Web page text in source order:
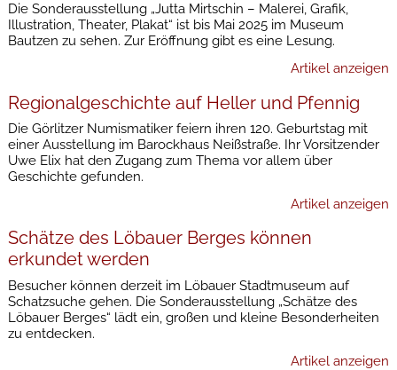
Die Sonderausstellung „Jutta Mirtschin – Malerei, Grafik,
Illustration, Theater, Plakat“ ist bis Mai 2025 im Museum
Bautzen zu sehen. Zur Eröffnung gibt es eine Lesung.
Artikel anzeigen
Regionalgeschichte auf Heller und Pfennig
Die Görlitzer Numismatiker feiern ihren 120. Geburtstag mit
einer Ausstellung im Barockhaus Neißstraße. Ihr Vorsitzender
Uwe Elix hat den Zugang zum Thema vor allem über
Geschichte gefunden.
Artikel anzeigen
Schätze des Löbauer Berges können
erkundet werden
Besucher können derzeit im Löbauer Stadtmuseum auf
Schatzsuche gehen. Die Sonderausstellung „Schätze des
Löbauer Berges“ lädt ein, großen und kleine Besonderheiten
zu entdecken.
Artikel anzeigen